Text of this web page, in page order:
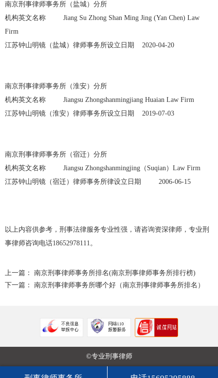
南京刑事律师事务所（盐城）分所
机构英文名称 Jiang Su Zhong Shan Ming Jing (Yan Chen) Law
Firm
江苏钟山明镜（盐城）律师事务所设立日期 2020-04-20
南京刑事律师事务所（淮安）分所
机构英文名称 Jiangsu Zhongshanmingjiang Huaian Law Firm
江苏钟山明镜（淮安）律师事务所设立日期 2019-07-03
南京刑事律师事务所（宿迁）分所
机构英文名称 Jiangsu Zhongshanmingjing（Suqian）Law Firm
江苏钟山明镜（宿迁）律师事务所律设立日期 2006-06-15
以上内容供参考，刑事法律服务专业性强，请咨询资深律师，专业刑
事律师咨询电话18652978111。
上一篇： 南京刑事律师事务所排名(南京刑事律师事务所排行榜)
下一篇： 南京刑事律师事务所哪个好（南京刑事律师事务所排名）
©专业刑事律师